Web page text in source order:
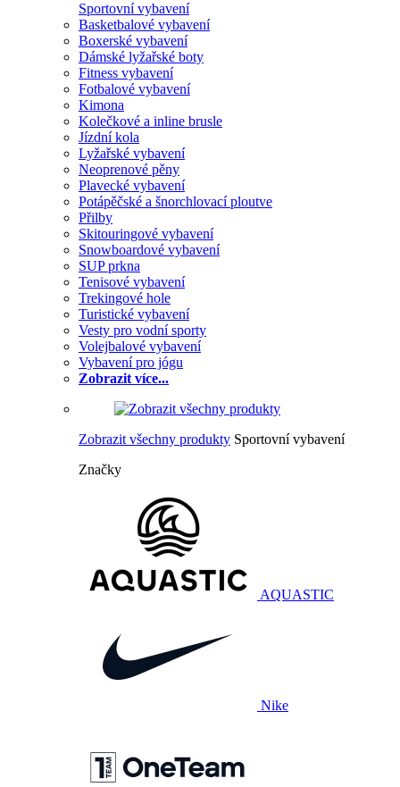
Sportovní vybavení
Basketbalové vybavení
Boxerské vybavení
Dámské lyžařské boty
Fitness vybavení
Fotbalové vybavení
Kimona
Kolečkové a inline brusle
Jízdní kola
Lyžařské vybavení
Neoprenové pěny
Plavecké vybavení
Potápěčské a šnorchlovací ploutve
Přilby
Skitouringové vybavení
Snowboardové vybavení
SUP prkna
Tenisové vybavení
Trekingové hole
Turistické vybavení
Vesty pro vodní sporty
Volejbalové vybavení
Vybavení pro jógu
Zobrazit více...
Zobrazit všechny produkty Sportovní vybavení
Značky
AQUASTIC
Nike